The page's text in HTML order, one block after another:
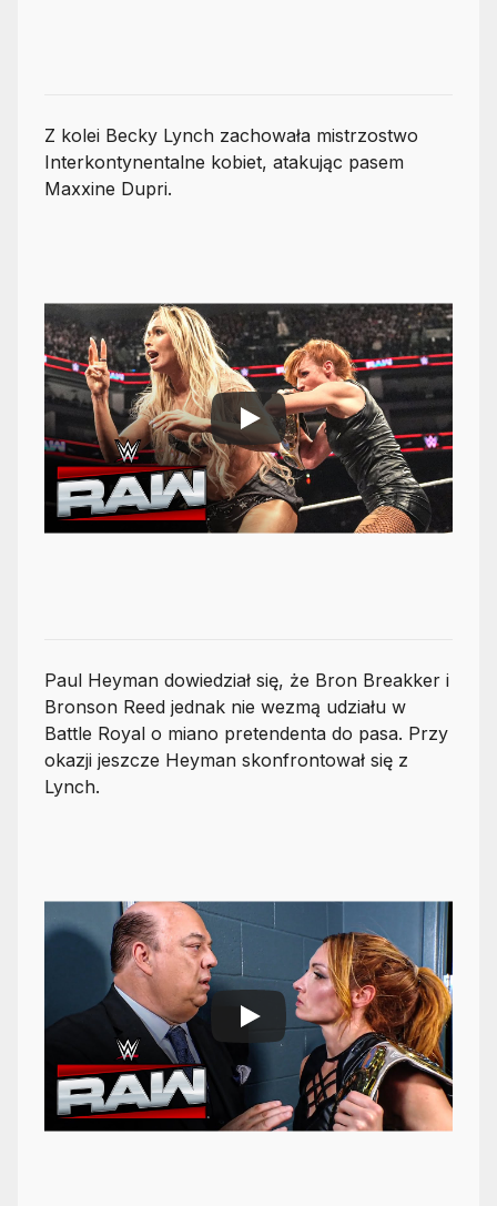
Z kolei Becky Lynch zachowała mistrzostwo
Interkontynentalne kobiet, atakując pasem
Maxxine Dupri.
Paul Heyman dowiedział się, że Bron Breakker i
Bronson Reed jednak nie wezmą udziału w
Battle Royal o miano pretendenta do pasa. Przy
okazji jeszcze Heyman skonfrontował się z
Lynch.